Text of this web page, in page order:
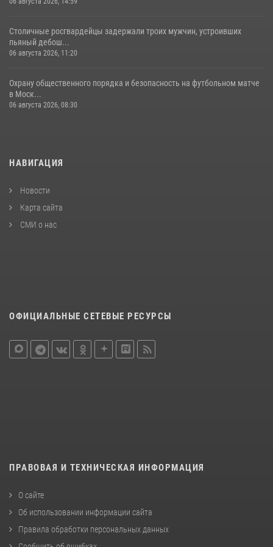
Столичные росгвардейцы задержали троих мужчин, устроивших
пьяный дебош...
06 августа 2026, 11:20
Охрану общественного порядка и безопасность на футбольном матче
в Моск...
06 августа 2026, 08:30
НАВИГАЦИЯ
Новости
Карта сайта
СМИ о нас
ОФИЦИАЛЬНЫЕ СЕТЕВЫЕ РЕСУРСЫ
ПРАВОВАЯ И ТЕХНИЧЕСКАЯ ИНФОРМАЦИЯ
О сайте
Об использовании информации сайта
Правила обработки персональных данных